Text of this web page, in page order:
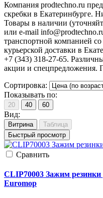
Компания prodtechno.ru
скребки в Екатеринбурге.
Товары в наличии
или e-mail
транспортной компанией
курьерской доставки в
+7 (343) 318-27-65.
акции и спецпредложения.
Сортировка:
Показывать по:
20 40 60
Вид:
Витрина
Таблица
Быстрый просмотр
Cравнить
CLIP70003 Зажим
Euromop